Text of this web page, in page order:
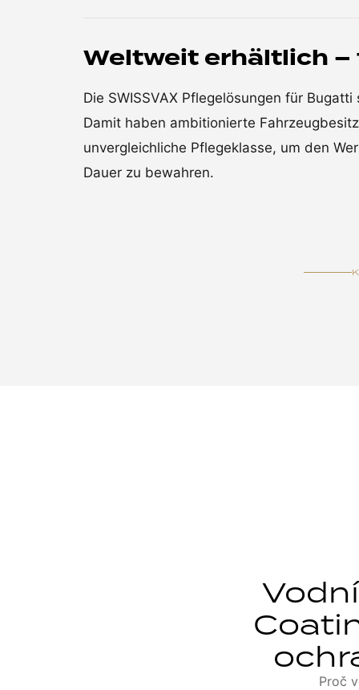
Weltweit erhältlich
Die SWISSVAX Pflegelösungen für
Damit haben ambitionierte
unvergleichliche Pflegeklasse, um den
Dauer zu bewahren.
Proč